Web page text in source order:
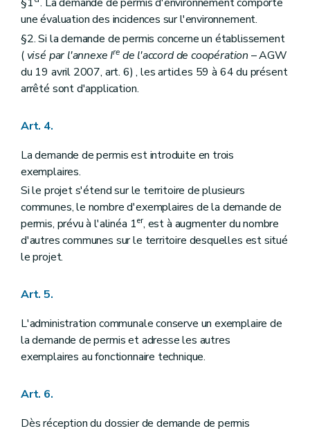
une évaluation des incidences sur l'environnement.
§2. Si la demande de permis concerne un établissement
( visé par l'annexe Irede l'accord de coopération – AGW
du 19 avril 2007, art. 6) , les articles 59 à 64 du présent
arrêté sont d'application.
Art. 4.
La demande de permis est introduite en trois
exemplaires.
Si le projet s'étend sur le territoire de plusieurs
communes, le nombre d'exemplaires de la demande de
permis, prévu à l'alinéa 1er, est à augmenter du nombre
d'autres communes sur le territoire desquelles est situé
le projet.
Art. 5.
L'administration communale conserve un exemplaire de
la demande de permis et adresse les autres
exemplaires au fonctionnaire technique.
Art. 6.
Dès réception du dossier de demande de permis